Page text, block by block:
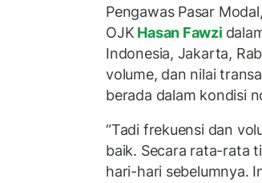
Pengawas Pasar
OJK Hasan Fawzi
Indonesia, Jakarta,
volume, dan nilai
berada dalam kondisi
“Tadi frekuensi dan
baik. Secara rata-rata
hari-hari sebelumnya.